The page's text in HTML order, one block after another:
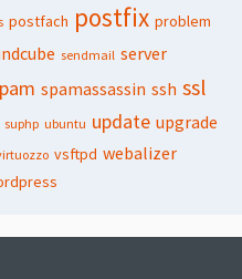
postfach postfix problem
sendmail server
spamassassin ssh ssl
suphp ubuntu update upgrade
vsftpd webalizer